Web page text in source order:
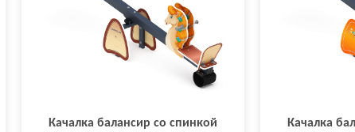
Качалка балансир со спинкой
Качалка